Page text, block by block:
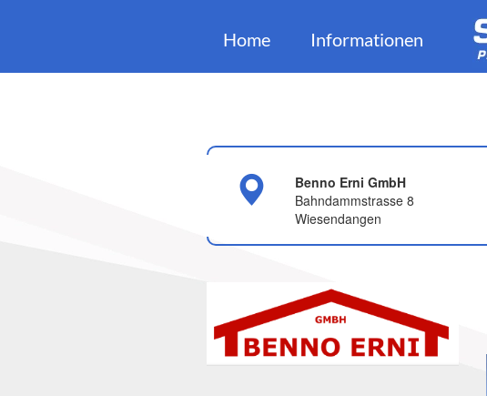
Home Informationen
Benno Erni GmbH
Bahndammstrasse 8
Wiesendangen